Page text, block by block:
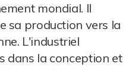
mondial. Il
sa production vers la
L'industriel
dans la conception et